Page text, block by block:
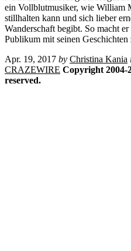
ein Vollblutmusiker, wie William
stillhalten kann und sich lieber
Wanderschaft begibt. So macht
Publikum mit seinen Geschichten
Apr. 19, 2017 by Christina Kania
CRAZEWIRE Copyright
reserved.